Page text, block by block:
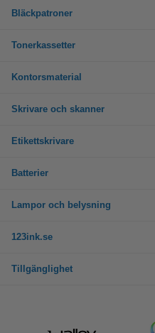
Bläckpatroner
Tonerkassetter
Kontorsmaterial
Skrivare och skanner
Etikettskrivare
Batterier
Lampor och belysning
123ink.se
Tillgänglighet